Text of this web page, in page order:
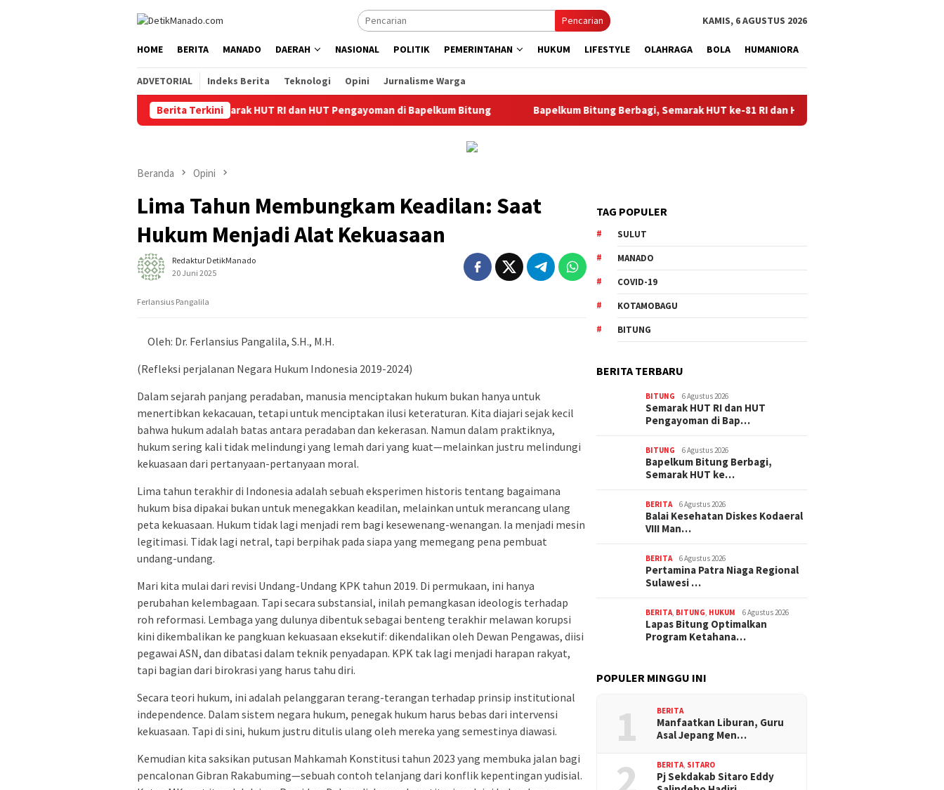
Pencarian KAMIS, 6 AGUSTUS 2026
HOME BERITA MANADO DAERAH NASIONAL POLITIK PEMERINTAHAN HUKUM LIFESTYLE OLAHRAGA BOLA HUMANIORA
ADVETORIAL Indeks Berita Teknologi Opini Jurnalisme Warga
Berita Terkini
Semarak HUT RI dan HUT Pengayoman di Bapelkum Bitung ‎Bapelkum Bitung Berbagi, Semarak HUT ke-81 RI dan Hari Pengayoman ke-81
Beranda Opini
Lima Tahun Membungkam Keadilan: Saat
Hukum Menjadi Alat Kekuasaan
Redaktur DetikManado
20 Juni 2025
Ferlansius Pangalila
Oleh: Dr. Ferlansius Pangalila, S.H., M.H.
(Refleksi perjalanan Negara Hukum Indonesia 2019-2024)
Dalam sejarah panjang peradaban, manusia menciptakan hukum bukan hanya untuk
menertibkan kekacauan, tetapi untuk menciptakan ilusi keteraturan. Kita diajari sejak kecil
bahwa hukum adalah batas antara peradaban dan kekerasan. Namun dalam praktiknya,
hukum sering kali tidak melindungi yang lemah dari yang kuat—melainkan justru melindungi
kekuasaan dari pertanyaan-pertanyaan moral.
Lima tahun terakhir di Indonesia adalah sebuah eksperimen historis tentang bagaimana
hukum bisa dipakai bukan untuk menegakkan keadilan, melainkan untuk merancang ulang
peta kekuasaan. Hukum tidak lagi menjadi rem bagi kesewenang-wenangan. Ia menjadi mesin
legitimasi. Tidak lagi netral, tapi berpihak pada siapa yang memegang pena pembuat
undang-undang.
Mari kita mulai dari revisi Undang-Undang KPK tahun 2019. Di permukaan, ini hanya
perubahan kelembagaan. Tapi secara substansial, inilah pemangkasan ideologis terhadap
roh reformasi. Lembaga yang dulunya dibentuk sebagai benteng terakhir melawan korupsi
kini dikembalikan ke pangkuan kekuasaan eksekutif: dikendalikan oleh Dewan Pengawas, diisi
pegawai ASN, dan dibatasi dalam teknik penyadapan. KPK tak lagi menjadi harapan rakyat,
tapi bagian dari birokrasi yang harus tahu diri.
Secara teori hukum, ini adalah pelanggaran terang-terangan terhadap prinsip institutional
independence. Dalam sistem negara hukum, penegak hukum harus bebas dari intervensi
kekuasaan. Tapi di sini, hukum justru ditulis ulang oleh mereka yang semestinya diawasi.
Kemudian kita saksikan putusan Mahkamah Konstitusi tahun 2023 yang membuka jalan bagi
pencalonan Gibran Rakabuming—sebuah contoh telanjang dari konflik kepentingan yudisial.
TAG POPULER
SULUT
MANADO
COVID-19
KOTAMOBAGU
BITUNG
BERITA TERBARU
BITUNG 6 Agustus 2026
Semarak HUT RI dan HUT
Pengayoman di Bap…
BITUNG 6 Agustus 2026
‎Bapelkum Bitung Berbagi,
Semarak HUT ke…
BERITA 6 Agustus 2026
Balai Kesehatan Diskes Kodaeral
VIII Man…
BERITA 6 Agustus 2026
Pertamina Patra Niaga Regional
Sulawesi …
BERITA, BITUNG, HUKUM 6 Agustus 2026
Lapas Bitung Optimalkan
Program Ketahana…
POPULER MINGGU INI
1 BERITA
Manfaatkan Liburan, Guru
Asal Jepang Men…
BERITA, SITARO
Pj Sekdakab Sitaro Eddy